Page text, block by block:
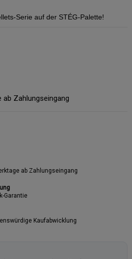
Serie auf der STÉG-Palette!
Zahlungseingang
ab Zahlungseingang
Garantie
Kaufabwicklung